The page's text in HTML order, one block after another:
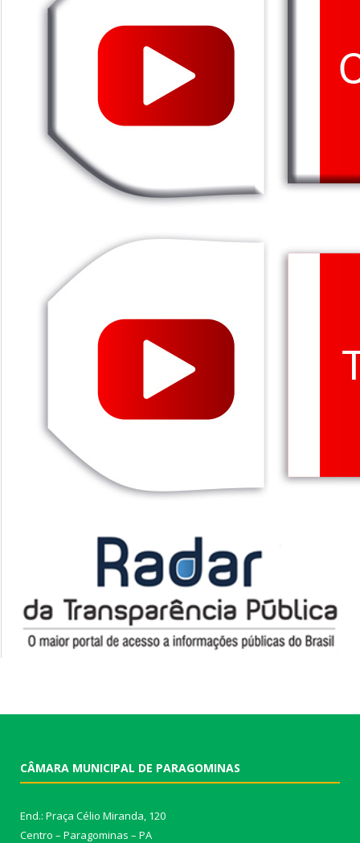
CÂMARA MUNICIPAL DE PARAGOMINAS
End.: Praça Célio Miranda, 120
Centro – Paragominas – PA